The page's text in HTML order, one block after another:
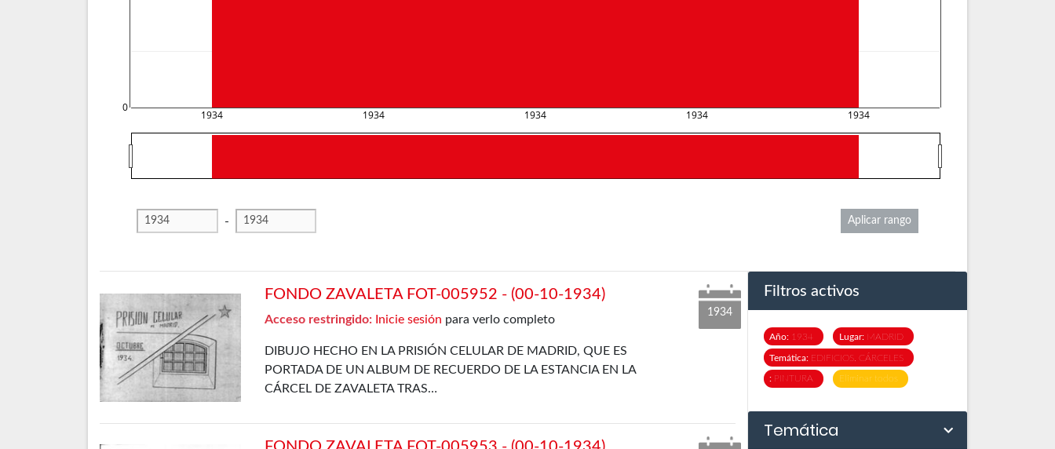
1934 1934 1934 1934 1934
0
- Aplicar rango
FONDO ZAVALETA FOT-005952 - (00-10-1934)
Acceso restringido: Inicie sesión para verlo completo
DIBUJO HECHO EN LA PRISIÓN CELULAR DE MADRID, QUE ES
PORTADA DE UN ALBUM DE RECUERDO DE LA ESTANCIA EN LA
CÁRCEL DE ZAVALETA TRAS…
1934
Filtros activos
Año: 1934 Lugar:MADRID
Temática: EDIFICIOS. CÁRCELES
: PINTURA Eliminar todos
Temática